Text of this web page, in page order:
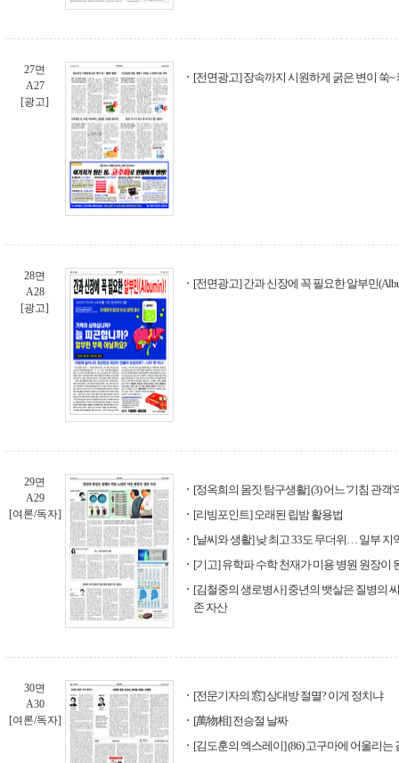
27면
A27
[광고]
[전면광고] 장속까지 시원하게 굵은 변이 쑥~
28면
A28
[광고]
[전면광고] 간과 신장에 꼭 필요한 알부민
29면
A29
[여론/독자]
[정옥희의 몸짓 탐구생활] (3) 어느 '기침 관객'
[리빙포인트] 오래된 립밤 활용법
[날씨와 생활] 낮 최고 33도 무더위… 일부 지
[기고] 유학파 수학 천재가 미용 병원 원장이
[김철중의 생로병사] 중년의 뱃살은 질병의
존 자산
30면
A30
[여론/독자]
[전문기자의 窓] 상대방 절멸? 이게 정치냐
[萬物相] 전승절 날짜
[김도훈의 엑스레이] (86) 고구마에 어울리는